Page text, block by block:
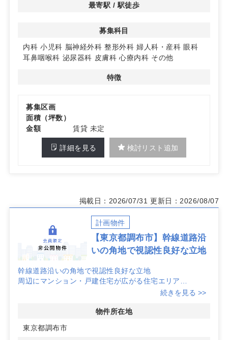
最寄駅 / 駅徒歩
募集科目
内科 小児科 脳神経外科 整形外科 婦人科・産科 眼科
耳鼻咽喉科 泌尿器科 皮膚科 心療内科 その他
特徴
募集区画
面積（坪数）
金額
賃貸 未定
詳細を見る 検討リスト追加
掲載日：2026/07/31 更新日：2026/08/07
計画物件
【東京都調布市】幹線道路沿
いの角地で視認性良好な立地
幹線道路沿いの角地で視認性良好な立地
周辺にマンション・戸建住宅が広がる住宅エリア
続きを見る >>
物件所在地
東京都調布市